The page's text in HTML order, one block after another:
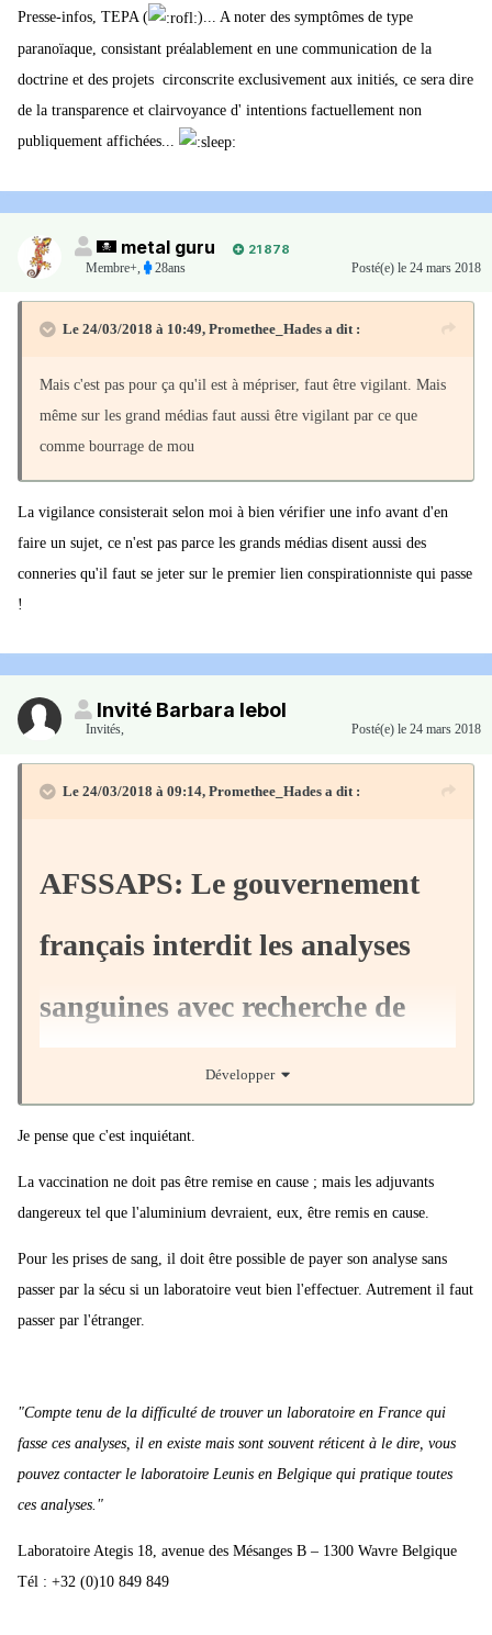
Presse-infos, TEPA (
)... A noter des symptômes de type
paranoïaque, consistant préalablement en une communication de la
doctrine et des projets circonscrite exclusivement aux initiés, ce sera dire
de la transparence et clairvoyance d' intentions factuellement non
publiquement affichées...
metal guru
21 878
Membre+,
28ans Posté(e) le 24 mars 2018
Le 24/03/2018 à 10:49, Promethee_Hades a dit :
Mais c'est pas pour ça qu'il est à mépriser, faut être vigilant. Mais
même sur les grand médias faut aussi être vigilant par ce que
comme bourrage de mou
La vigilance consisterait selon moi à bien vérifier une info avant d'en
faire un sujet, ce n'est pas parce les grands médias disent aussi des
conneries qu'il faut se jeter sur le premier lien conspirationniste qui passe
!
Invité Barbara lebol
Invités, Posté(e) le 24 mars 2018
Le 24/03/2018 à 09:14, Promethee_Hades a dit :
AFSSAPS: Le gouvernement
français interdit les analyses
sanguines avec recherche de
métaux lourds ou légers dans le
sang
interdit-les-analyses-sanguines-avec-recherche-de-metaux-lourds-
ou-legers-dans-le-sang.html
Développer
Je pense que c'est inquiétant.
La vaccination ne doit pas être remise en cause ; mais les adjuvants
dangereux tel que l'aluminium devraient, eux, être remis en cause.
Pour les prises de sang, il doit être possible de payer son analyse sans
passer par la sécu si un laboratoire veut bien l'effectuer. Autrement il faut
passer par l'étranger.
"Compte tenu de la difficulté de trouver un laboratoire en France qui
fasse ces analyses, il en existe mais sont souvent réticent à le dire, vous
pouvez contacter le laboratoire Leunis en Belgique qui pratique toutes
ces analyses."
Laboratoire Ategis 18, avenue des Mésanges B – 1300 Wavre Belgique
Tél : +32 (0)10 849 849